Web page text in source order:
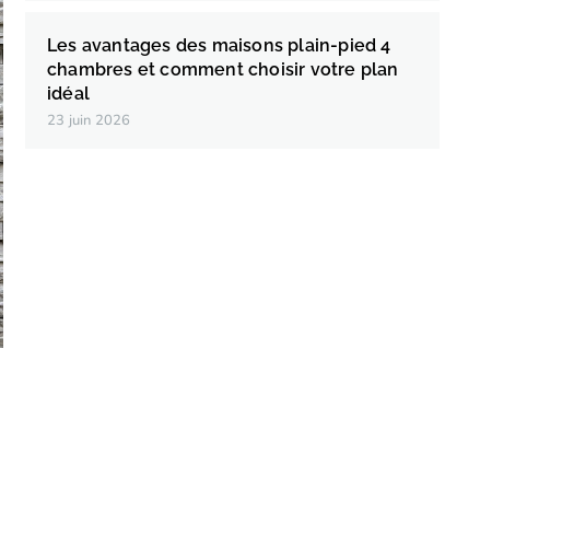
Les avantages des maisons plain-pied 4
chambres et comment choisir votre plan
idéal
23 juin 2026